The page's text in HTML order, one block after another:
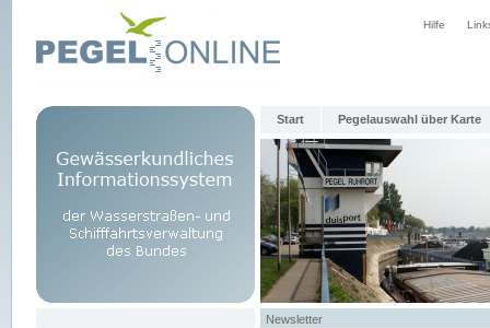
Hilfe
Start Pegelauswahl über Karte
Newsletter